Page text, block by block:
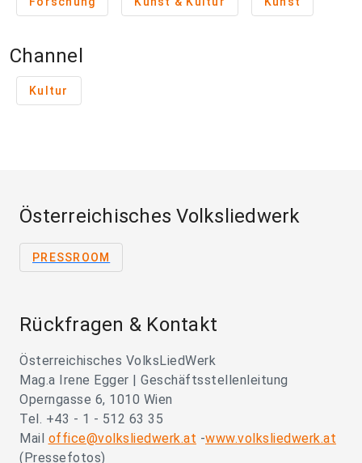
Channel
Kultur
Österreichisches Volksliedwerk
PRESSROOM
Rückfragen & Kontakt
Österreichisches VolksLiedWerk
Mag.a Irene Egger | Geschäftsstellenleitung
Operngasse 6, 1010 Wien
Tel. +43 - 1 - 512 63 35
Mail office@volksliedwerk.at -www.volksliedwerk.at
(Pressefotos)